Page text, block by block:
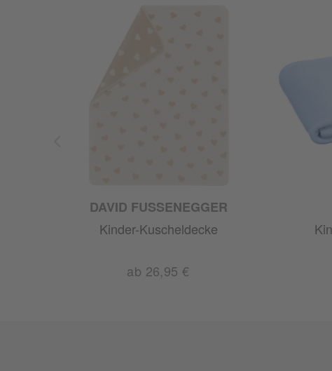
DAVID FUSSENEGGER
Kinder-Kuscheldecke
ab 26,95 €